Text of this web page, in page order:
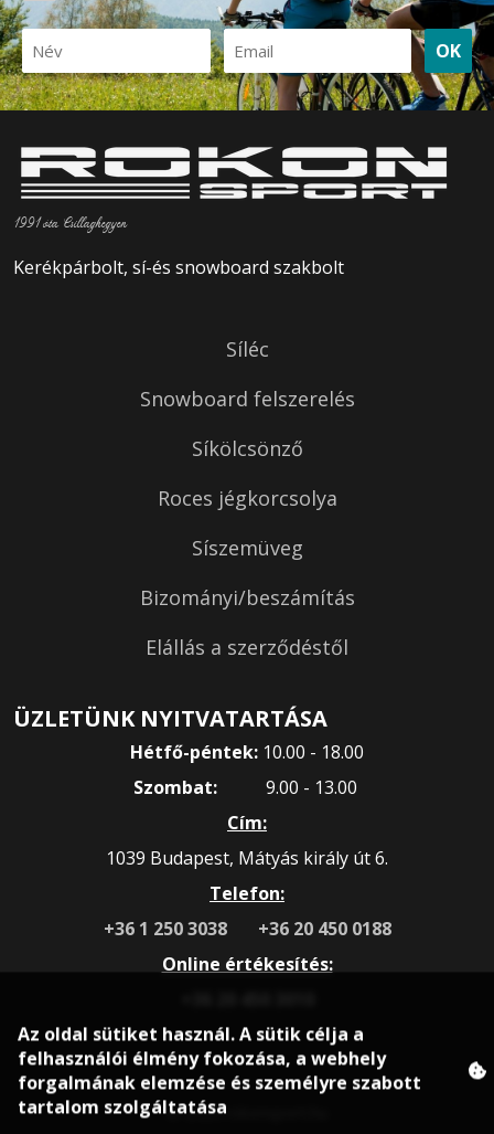
OK
1991 óta Csillaghegyen
Kerékpárbolt, sí-és snowboard szakbolt
Síléc
Snowboard felszerelés
Síkölcsönző
Roces jégkorcsolya
Síszemüveg
Bizományi/beszámítás
Elállás a szerződéstől
ÜZLETÜNK NYITVATARTÁSA
Hétfő-péntek: 10.00 - 18.00
Szombat:
9.00 - 13.00
Cím:
1039 Budapest, Mátyás király út 6.
Telefon:
+36 1 250 3038
+36 20 450 0188
Online értékesítés:
© 2020 rokonsport.hu
Az oldal sütiket használ. A sütik célja a
felhasználói élmény fokozása, a webhely
forgalmának elemzése és személyre szabott
tartalom szolgáltatása